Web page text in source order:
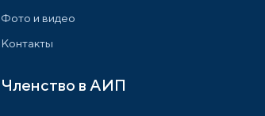
Фото и видео
Контакты
Членство в АИП